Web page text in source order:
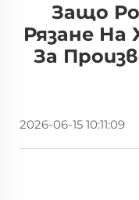
Защо
Рязане На
За
2026-06-15 10:11:09